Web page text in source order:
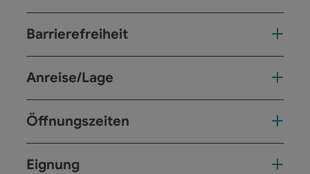
Barrierefreiheit
Anreise/Lage
Öffnungszeiten
Eignung